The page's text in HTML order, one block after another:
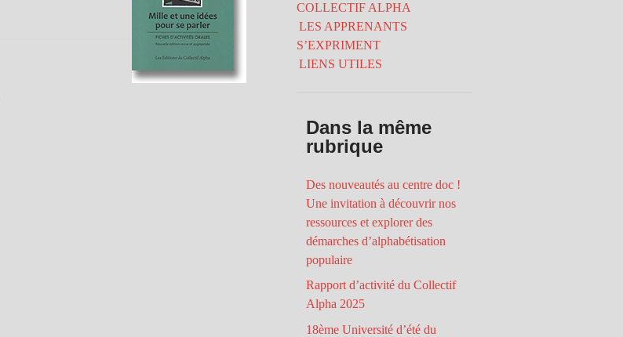
COLLECTIF ALPHA
LES APPRENANTS
S’EXPRIMENT
LIENS UTILES
Dans la même
rubrique
Des nouveautés au centre doc !
Une invitation à découvrir nos
ressources et explorer des
démarches d’alphabétisation
populaire
Rapport d’activité du Collectif
Alpha 2025
18ème Université d’été du